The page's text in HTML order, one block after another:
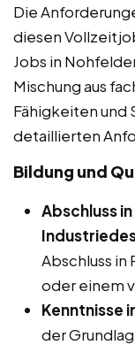
Die
diesen
Jobs in
Mischung aus
Fähigkeiten und
detaillierten
Bildung und
Abschluss
Abschluss
oder einem
Kenntnisse
der